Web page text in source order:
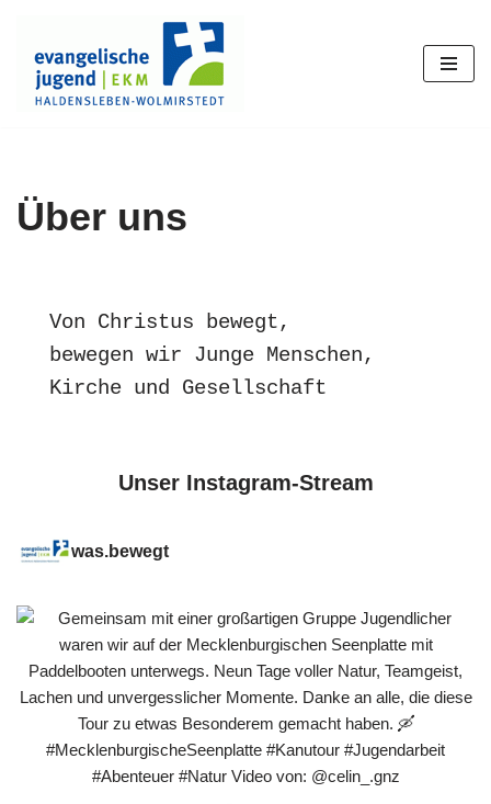
Zum
Inhalt
springen
Über uns
Von Christus bewegt,
bewegen wir Junge Menschen,
Kirche und Gesellschaft
Unser Instagram-Stream
was.bewegt